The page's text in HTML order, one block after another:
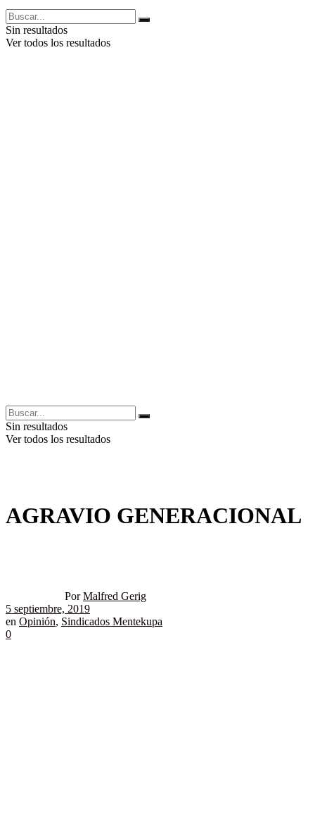
Sin resultados
Ver todos los resultados
Sin resultados
Ver todos los resultados
AGRAVIO GENERACIONAL
Por Malfred Gerig
5 septiembre, 2019
en Opinión, Sindicados Mentekupa
0